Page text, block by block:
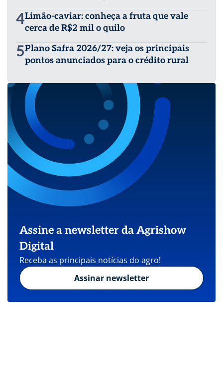
4Limão-caviar: conheça a fruta que vale
cerca de R$2 mil o quilo
5Plano Safra 2026/27: veja os principais
pontos anunciados para o crédito rural
Assine a newsletter da Agrishow
Digital
Receba as principais notícias do agro!
Assinar newsletter